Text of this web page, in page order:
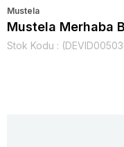
Mustela
Mustela Merhaba
Stok Kodu